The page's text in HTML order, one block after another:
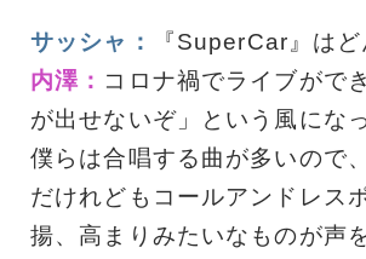
サッシャ：
『SuperCar』は
内澤： コロナ禍でライブがで
が出せないぞ」という風にな
僕らは合唱する曲が多いので
だけれどもコールアンドレス
揚、高まりみたいなものが声